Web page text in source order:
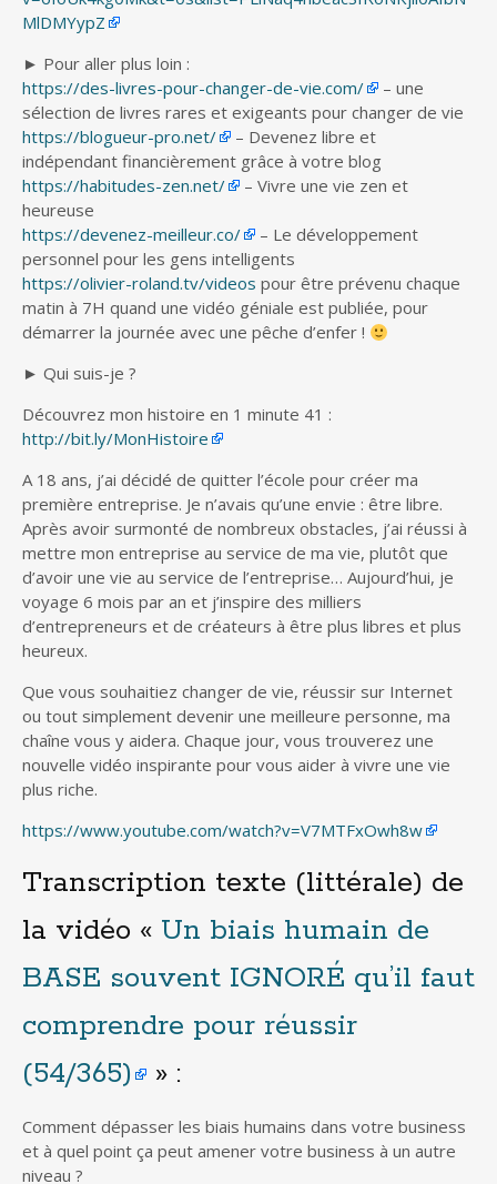
MlDMYypZ
► Pour aller plus loin :
https://des-livres-pour-changer-de-vie.com/
– une
sélection de livres rares et exigeants pour changer de vie
https://blogueur-pro.net/
– Devenez libre et
indépendant financièrement grâce à votre blog
https://habitudes-zen.net/
– Vivre une vie zen et
heureuse
https://devenez-meilleur.co/
– Le développement
personnel pour les gens intelligents
https://olivier-roland.tv/videos pour être prévenu chaque
matin à 7H quand une vidéo géniale est publiée, pour
démarrer la journée avec une pêche d’enfer !
► Qui suis-je ?
Découvrez mon histoire en 1 minute 41 :
http://bit.ly/MonHistoire
A 18 ans, j’ai décidé de quitter l’école pour créer ma
première entreprise. Je n’avais qu’une envie : être libre.
Après avoir surmonté de nombreux obstacles, j’ai réussi à
mettre mon entreprise au service de ma vie, plutôt que
d’avoir une vie au service de l’entreprise… Aujourd’hui, je
voyage 6 mois par an et j’inspire des milliers
d’entrepreneurs et de créateurs à être plus libres et plus
heureux.
Que vous souhaitiez changer de vie, réussir sur Internet
ou tout simplement devenir une meilleure personne, ma
chaîne vous y aidera. Chaque jour, vous trouverez une
nouvelle vidéo inspirante pour vous aider à vivre une vie
plus riche.
https://www.youtube.com/watch?v=V7MTFxOwh8w
Transcription texte (littérale) de
la vidéo « Un biais humain de
BASE souvent IGNORÉ qu’il faut
comprendre pour réussir
(54/365)
» :
Comment dépasser les biais humains dans votre business
et à quel point ça peut amener votre business à un autre
niveau ?